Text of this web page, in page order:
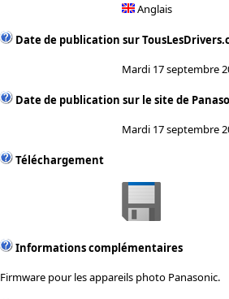
Anglais
Date de publication sur
Mardi 17 septembre
Date de publication sur le site de
Mardi 17 septembre
Téléchargement
Informations complémentaires
Firmware pour les appareils photo Panasonic.